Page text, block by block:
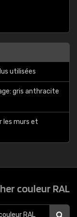
utilisées
gris anthracite
les murs et
couleur RAL